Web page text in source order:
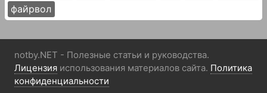
файрвол
notby.NET - Полезные статьи и руководства.
Лицензия использования материалов сайта. Политика
конфиденциальности